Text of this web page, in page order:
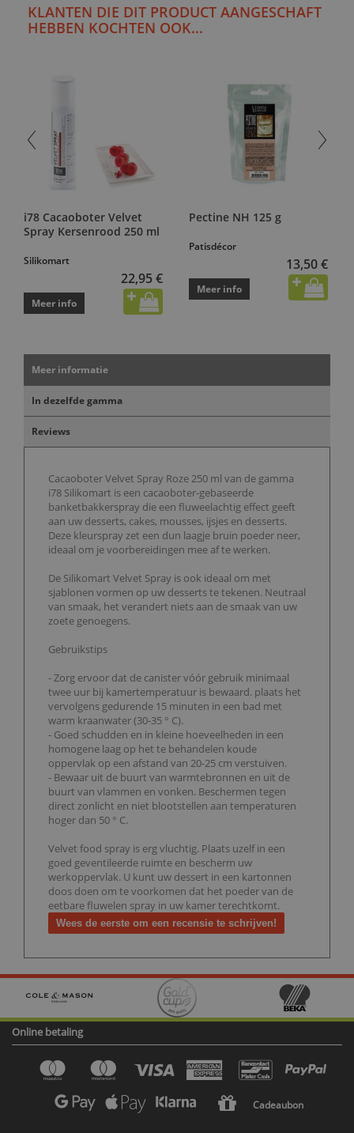
KLANTEN DIE DIT PRODUCT AANGESCHAFT
HEBBEN KOCHTEN OOK...
i78 Cacaoboter Velvet
Spray Kersenrood 250 ml
Silikomart
22,95 €
Meer info
Pectine NH 125 g
Patisdécor
13,50 €
Meer info
Meer informatie
In dezelfde gamma
Reviews
Cacaoboter Velvet Spray Roze 250 ml van de gamma
i78 Silikomart is een cacaoboter-gebaseerde
banketbakkerspray die een fluweelachtig effect geeft
aan uw desserts, cakes, mousses, ijsjes en desserts.
Deze kleurspray zet een dun laagje bruin poeder neer,
ideaal om je voorbereidingen mee af te werken.
De Silikomart Velvet Spray is ook ideaal om met
sjablonen vormen op uw desserts te tekenen. Neutraal
van smaak, het verandert niets aan de smaak van uw
zoete genoegens.
Gebruikstips
- Zorg ervoor dat de canister vóór gebruik minimaal
twee uur bij kamertemperatuur is bewaard. plaats het
vervolgens gedurende 15 minuten in een bad met
warm kraanwater (30-35 ° C).
- Goed schudden en in kleine hoeveelheden in een
homogene laag op het te behandelen koude
oppervlak op een afstand van 20-25 cm verstuiven.
- Bewaar uit de buurt van warmtebronnen en uit de
buurt van vlammen en vonken. Beschermen tegen
direct zonlicht en niet blootstellen aan temperaturen
hoger dan 50 ° C.
Velvet food spray is erg vluchtig. Plaats uzelf in een
goed geventileerde ruimte en bescherm uw
werkoppervlak. U kunt uw dessert in een kartonnen
doos doen om te voorkomen dat het poeder van de
eetbare fluwelen spray in uw kamer terechtkomt.
Wees de eerste om een recensie te schrijven!
Online betaling
Cadeaubon